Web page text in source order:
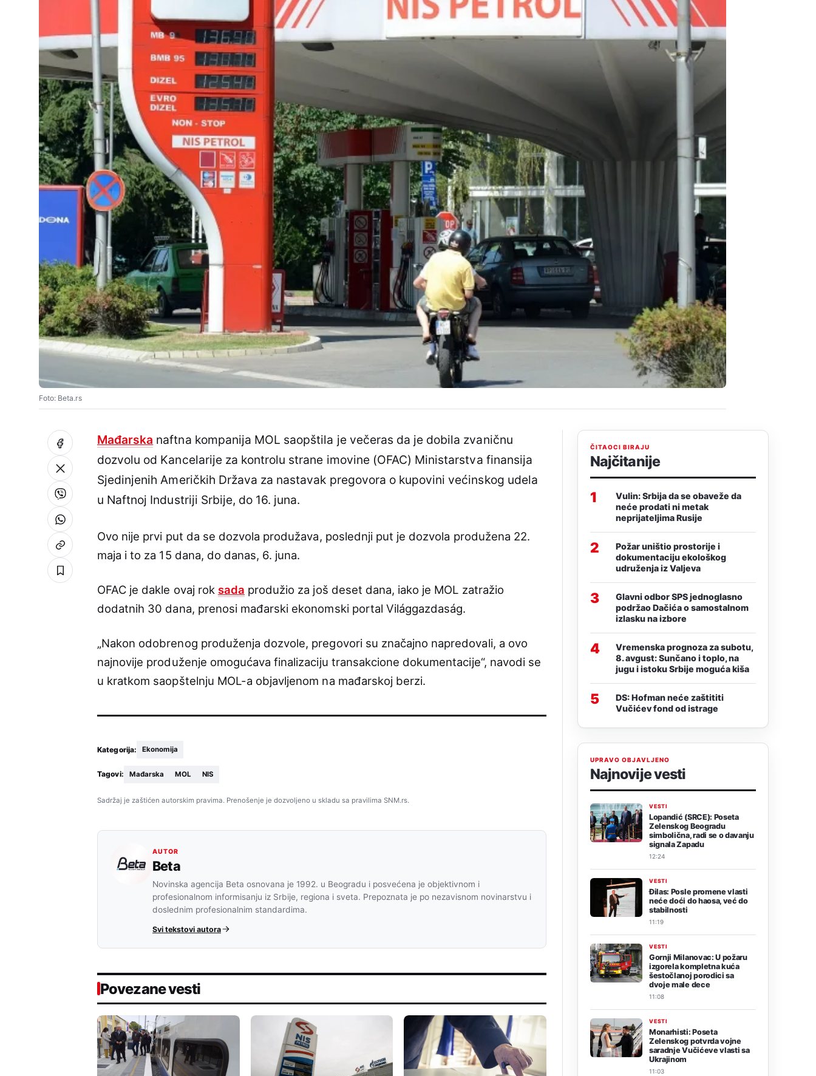
Foto: Beta.rs
Mađarska naftna kompanija MOL saopštila je večeras da je dobila zvaničnu
dozvolu od Kancelarije za kontrolu strane imovine (OFAC) Ministarstva finansija
Sjedinjenih Američkih Država za nastavak pregovora o kupovini većinskog udela
u Naftnoj Industriji Srbije, do 16. juna.
Ovo nije prvi put da se dozvola produžava, poslednji put je dozvola produžena 22.
maja i to za 15 dana, do danas, 6. juna.
OFAC je dakle ovaj rok sada produžio za još deset dana, iako je MOL zatražio
dodatnih 30 dana, prenosi mađarski ekonomski portal Világgazdaság.
„Nakon odobrenog produženja dozvole, pregovori su značajno napredovali, a ovo
najnovije produženje omogućava finalizaciju transakcione dokumentacije“, navodi se
u kratkom saopštelnju MOL-a objavljenom na mađarskoj berzi.
Kategorija: Ekonomija
Tagovi: Mađarska MOL NIS
Sadržaj je zaštićen autorskim pravima. Prenošenje je dozvoljeno u skladu sa pravilima SNM.rs.
AUTOR
Beta
Novinska agencija Beta osnovana je 1992. u Beogradu i posvećena je objektivnom i
profesionalnom informisanju iz Srbije, regiona i sveta. Prepoznata je po nezavisnom novinarstvu i
doslednim profesionalnim standardima.
Svi tekstovi autora
Povezane vesti
ČITAOCI BIRAJU
Najčitanije
1
Vulin: Srbija da se obaveže da
neće prodati ni metak
neprijateljima Rusije
2
Požar uništio prostorije i
dokumentaciju ekološkog
udruženja iz Valjeva
3
Glavni odbor SPS jednoglasno
podržao Dačića o samostalnom
izlasku na izbore
4
Vremenska prognoza za subotu,
8. avgust: Sunčano i toplo, na
jugu i istoku Srbije moguća kiša
5
DS: Hofman neće zaštititi
Vučićev fond od istrage
UPRAVO OBJAVLJENO
Najnovije vesti
VESTI
Lopandić (SRCE): Poseta
Zelenskog Beogradu
simbolična, radi se o davanju
signala Zapadu
12:24
VESTI
Đilas: Posle promene vlasti
neće doći do haosa, već do
stabilnosti
11:19
VESTI
Gornji Milanovac: U požaru
izgorela kompletna kuća
šestočlanoj porodici sa
dvoje male dece
11:08
VESTI
Monarhisti: Poseta
Zelenskog potvrda vojne
saradnje Vučićeve vlasti sa
Ukrajinom
11:03